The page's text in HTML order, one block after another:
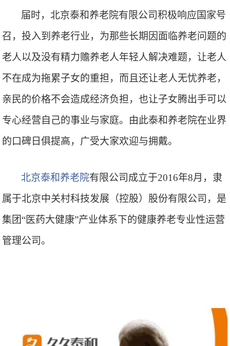
届时，北京泰和养老院有限公司积极响应国家号
召，投入到养老行业，为那些长期因面临养老问题的
老人以及没有精力赡养老人年轻人解决难题，让老人
不在成为拖累子女的重担，而且还让老人无忧养老，
亲民的价格不会造成经济负担，也让子女腾出手可以
专心经营自己的事业与家庭。由此泰和养老院在业界
的口碑日俱提高，广受大家欢迎与拥戴。
北京泰和养老院有限公司成立于2016年8月，隶
属于北京中关村科技发展（控股）股份有限公司，是
集团“医药大健康”产业体系下的健康养老专业性运营
管理公司。